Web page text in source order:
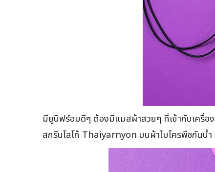
มียูนิฟร์อมดีๆ ต้องมีแมสผ้าสวยๆ ที่เข้ากับเครื่
สกรีนโลโก้ Thaiyarnyon บนผ้าไมโครพีชกันน้